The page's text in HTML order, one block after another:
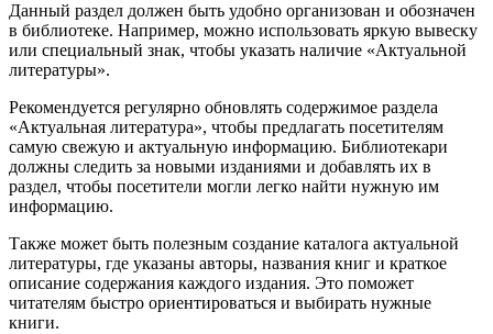
Данный раздел должен быть удобно организован и обозначен
в библиотеке. Например, можно использовать яркую вывеску
или специальный знак, чтобы указать наличие «Актуальной
литературы».
Рекомендуется регулярно обновлять содержимое раздела
«Актуальная литература», чтобы предлагать посетителям
самую свежую и актуальную информацию. Библиотекари
должны следить за новыми изданиями и добавлять их в
раздел, чтобы посетители могли легко найти нужную им
информацию.
Также может быть полезным создание каталога актуальной
литературы, где указаны авторы, названия книг и краткое
описание содержания каждого издания. Это поможет
читателям быстро ориентироваться и выбирать нужные
книги.